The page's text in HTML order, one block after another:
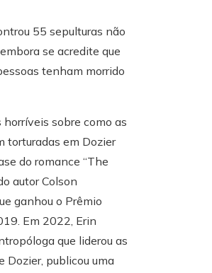
55 sepulturas não
se acredite que
tenham morrido
sobre como as
torturadas em Dozier
do romance “The
autor Colson
ganhou o Prêmio
Em 2022, Erin
que liderou as
Dozier, publicou uma